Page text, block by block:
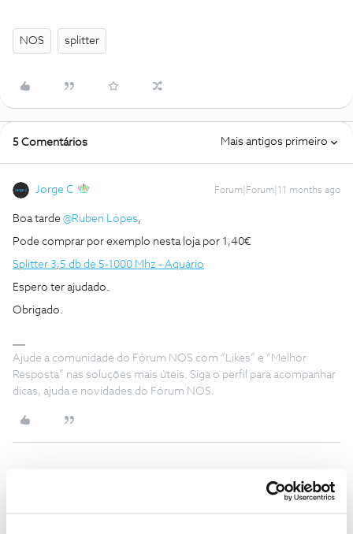
NOS splitter
5 Comentários Mais antigos primeiro
Jorge C Forum|Forum|11 months ago
Boa tarde ​ @Ruben Lopes,
Pode comprar por exemplo nesta loja por 1,40€
Splitter 3,5 db de 5-1000 Mhz - Aquário
Espero ter ajudado.
Obrigado.
Ajude a comunidade do Fórum NOS com “Likes” e “Melhor
Resposta” nas soluções mais úteis. Siga o perfil para acompanhar
dicas, ajuda e novidades do Fórum NOS.
Forum|Forum|11 months ago